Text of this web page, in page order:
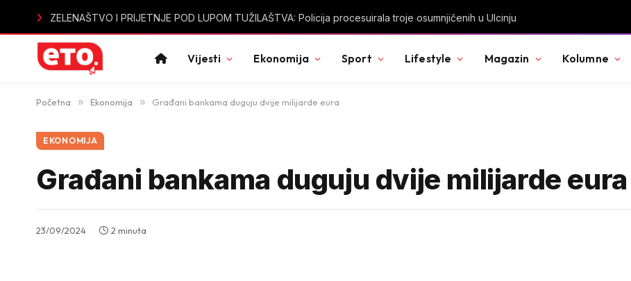
ZELENAŠTVO I PRIJETNJE POD LUPOM TUŽILAŠTVA: Policija procesuirala troje osumnjičenih u Ulcinju
Vijesti Ekonomija Sport Lifestyle Magazin Kolumne
Početna » Ekonomija » Građani bankama duguju dvije milijarde eura
EKONOMIJA
Građani bankama duguju dvije milijarde eura
23/09/2024 2 minuta